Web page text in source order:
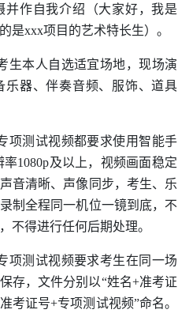
并作自我介绍（大家好，我是
是xxx项 目的艺术特长生）。
生本人自选适宜场地，现场演
乐器、伴奏音频、服饰、道具
项测试视频都要求使用智能手
率1080p及以上，视频画面稳定
声音清晰、声像同步， 考生、 乐
录制全程同一机位一镜到底，不
不得进行任何后期处理。
项测试视频要求考生在同一场
存，文件分别以“姓名+准考证
考证号+专项测试视频”命名。